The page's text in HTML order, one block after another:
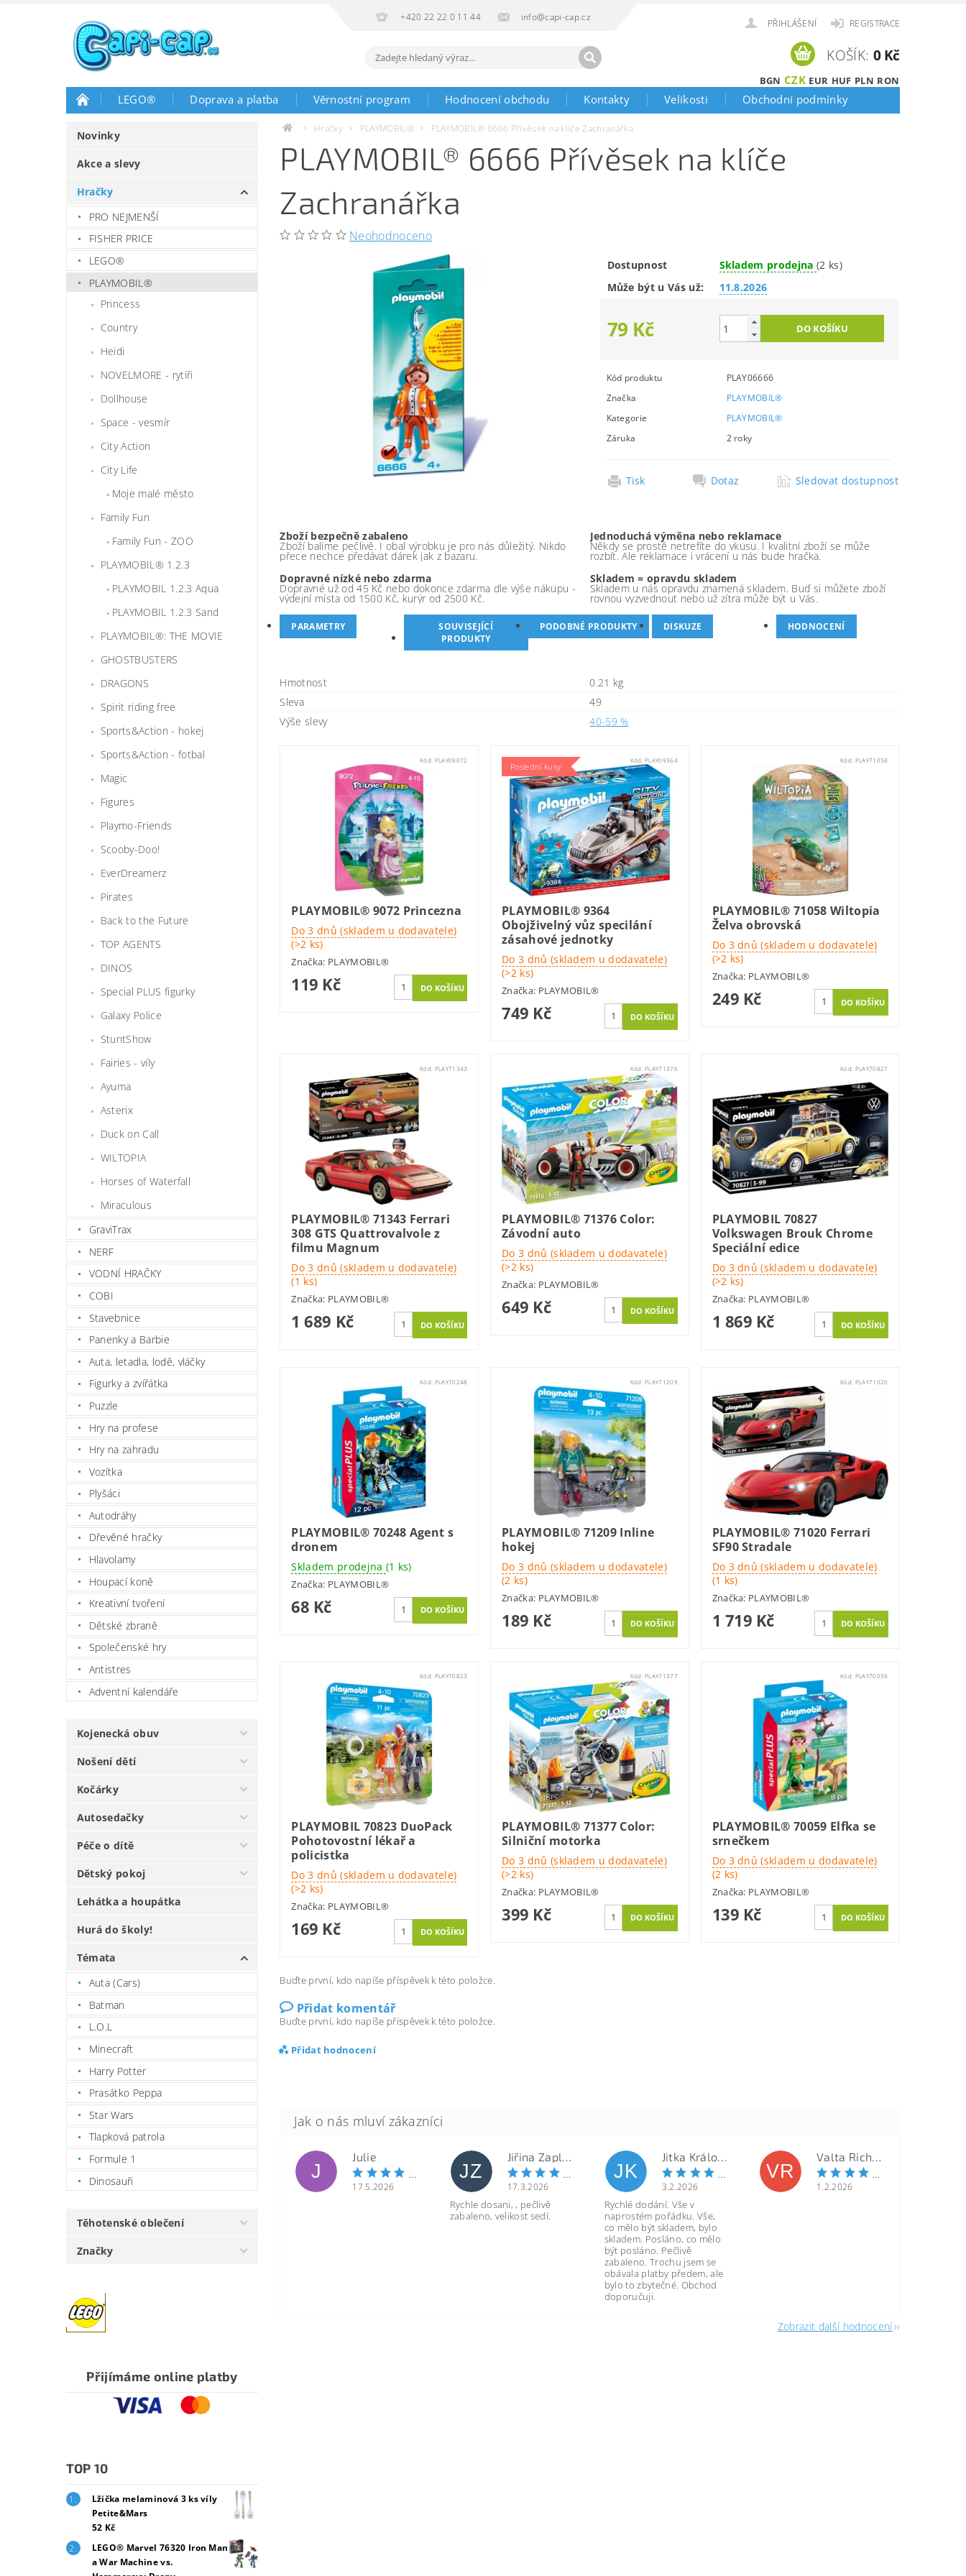
+420 22 22 0 11 44 info@capi-cap.cz
PŘIHLÁŠENÍ REGISTRACE
BGN CZK EUR HUF PLN RON
KOŠÍK: 0 Kč
LEGO® Doprava a platba Věrnostní program Hodnocení obchodu Kontakty Velikosti Obchodní podmínky
Novinky
Akce a slevy
Hračky
PRO NEJMENŠÍ
FISHER PRICE
LEGO®
PLAYMOBIL®
Princess
Country
Heidi
NOVELMORE - rytíři
Dollhouse
Space - vesmír
City Action
City Life
Moje malé město
Family Fun
Family Fun - ZOO
PLAYMOBIL® 1.2.3
PLAYMOBIL 1.2.3 Aqua
PLAYMOBIL 1.2.3 Sand
PLAYMOBIL®: THE MOVIE
GHOSTBUSTERS
DRAGONS
Spirit riding free
Sports&Action - hokej
Sports&Action - fotbal
Magic
Figures
Playmo-Friends
Scooby-Doo!
EverDreamerz
Pirates
Back to the Future
TOP AGENTS
DINOS
Special PLUS figurky
Galaxy Police
StuntShow
Fairies - víly
Ayuma
Asterix
Duck on Call
WILTOPIA
Horses of Waterfall
Miraculous
GraviTrax
NERF
VODNÍ HRAČKY
COBI
Stavebnice
Panenky a Barbie
Auta, letadla, lodě, vláčky
Figurky a zvířátka
Puzzle
Hry na profese
Hry na zahradu
Vozítka
Plyšáci
Autodráhy
Dřevěné hračky
Hlavolamy
Houpací koně
Kreativní tvoření
Dětské zbraně
Společenské hry
Antistres
Adventní kalendáře
Kojenecká obuv
Nošení dětí
Kočárky
Autosedačky
Péče o dítě
Dětský pokoj
Lehátka a houpátka
Hurá do školy!
Témata
Auta (Cars)
Batman
L.O.L
Minecraft
Harry Potter
Prasátko Peppa
Star Wars
Tlapková patrola
Formule 1
Dinosauři
Těhotenské oblečení
Značky
Přijímáme online platby
TOP 10
Lžička melaminová 3 ks víly
Petite&Mars
52 Kč
LEGO® Marvel 76320 Iron Man
a War Machine vs.
Hračky PLAYMOBIL® PLAYMOBIL® 6666 Přívěsek na klíče Zachranářka
PLAYMOBIL® 6666 Přívěsek na klíče
Zachranářka
Neohodnoceno
Dostupnost Skladem prodejna (2 ks)
Může být u Vás už:
11.8.2026
79 Kč
Kód produktu
PLAY06666
Značka
PLAYMOBIL®
Kategorie
PLAYMOBIL®
Záruka
2 roky
Tisk Dotaz Sledovat dostupnost
Zboží bezpečně zabaleno
Zboží balíme pečlivě. I obal výrobku je pro nás důležitý. Nikdo
přece nechce předávat dárek jak z bazaru.
Jednoduchá výměna nebo reklamace
Někdy se prostě netrefíte do vkusu. I kvalitní zboží se může
rozbít. Ale reklamace i vrácení u nás bude hračka.
Dopravné nízké nebo zdarma
Dopravné už od 45 Kč nebo dokonce zdarma dle výše nákupu -
výdejní místa od 1500 Kč, kurýr od 2500 Kč.
Skladem = opravdu skladem
Skladem u nás opravdu znamená skladem. Buď si můžete zboží
rovnou vyzvednout nebo už zítra může být u Vás.
PARAMETRY
SOUVISEJÍCÍ
PRODUKTY
PODOBNÉ PRODUKTY DISKUZE HODNOCENÍ
Hmotnost
0.21 kg
Sleva
49
Výše slevy
40-59 %
Kód: PLAY09072
PLAYMOBIL® 9072 Princezna
Do 3 dnů (skladem u dodavatele)
(>2 ks)
Značka: PLAYMOBIL®
119 Kč
Poslední kusy
Kód:PLAY09364
PLAYMOBIL® 9364
Obojživelný vůz specilání
zásahové jednotky
Do 3 dnů (skladem u dodavatele)
(>2 ks)
Značka: PLAYMOBIL®
749 Kč
Kód: PLAY71058
PLAYMOBIL® 71058 Wiltopia
Želva obrovská
Do 3 dnů (skladem u dodavatele)
(>2 ks)
Značka: PLAYMOBIL®
249 Kč
Kód: PLAY71343
PLAYMOBIL® 71343 Ferrari
308 GTS Quattrovalvole z
filmu Magnum
Do 3 dnů (skladem u dodavatele)
(1 ks)
Značka: PLAYMOBIL®
1 689 Kč
Kód:PLAY71376
PLAYMOBIL® 71376 Color:
Závodní auto
Do 3 dnů (skladem u dodavatele)
(>2 ks)
Značka: PLAYMOBIL®
649 Kč
Kód: PLAY70827
PLAYMOBIL 70827
Volkswagen Brouk Chrome
Speciální edice
Do 3 dnů (skladem u dodavatele)
(>2 ks)
Značka: PLAYMOBIL®
1 869 Kč
Kód: PLAY70248
PLAYMOBIL® 70248 Agent s
dronem
Skladem prodejna (1 ks)
Značka: PLAYMOBIL®
68 Kč
Kód:PLAY71209
PLAYMOBIL® 71209 Inline
hokej
Do 3 dnů (skladem u dodavatele)
(2 ks)
Značka: PLAYMOBIL®
189 Kč
Kód: PLAY71020
PLAYMOBIL® 71020 Ferrari
SF90 Stradale
Do 3 dnů (skladem u dodavatele)
(1 ks)
Značka: PLAYMOBIL®
1 719 Kč
Kód: PLAY70823
PLAYMOBIL 70823 DuoPack
Pohotovostní lékař a
policistka
Do 3 dnů (skladem u dodavatele)
(>2 ks)
Značka: PLAYMOBIL®
169 Kč
Kód:PLAY71377
PLAYMOBIL® 71377 Color:
Silniční motorka
Do 3 dnů (skladem u dodavatele)
(>2 ks)
Značka: PLAYMOBIL®
399 Kč
Kód: PLAY70059
PLAYMOBIL® 70059 Elfka se
srnečkem
Do 3 dnů (skladem u dodavatele)
(2 ks)
Značka: PLAYMOBIL®
139 Kč
Buďte první, kdo napíše příspěvek k této položce.
Přidat komentář
Buďte první, kdo napíše příspěvek k této položce.
Přidat hodnocení
J
Julie
17.5.2026
JZ
17.3.2026
Rychle dosani, , pečlivě
zabaleno, velikost sedí.
JK
3.2.2026
Rychlé dodání. Vše v
naprostém pořádku. Vše,
co mělo být skladem, bylo
skladem. Posláno, co mělo
být posláno. Pečlivě
zabaleno. Trochu jsem se
obávala platby předem, ale
bylo to zbytečné. Obchod
doporučuji.
VR
1.2.2026
Zobrazit další hodnocení